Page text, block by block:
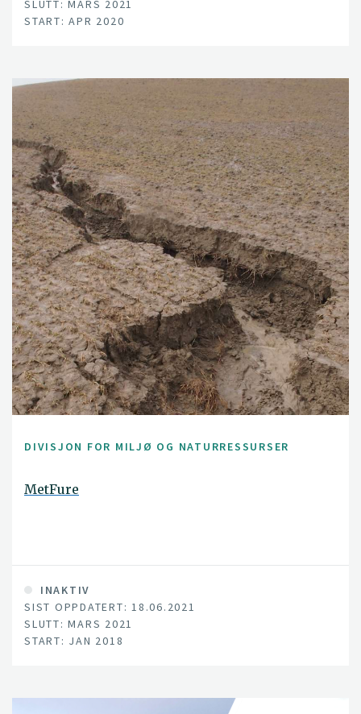
SLUTT: MARS 2021
START: APR 2020
DIVISJON FOR MILJØ OG NATURRESSURSER
MetFure
INAKTIV
SIST OPPDATERT: 18.06.2021
SLUTT: MARS 2021
START: JAN 2018